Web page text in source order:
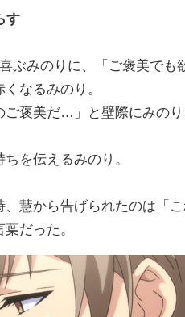
す
ぶみのりに、「ご褒美でも
なるみのり。
褒美だ…」と壁際にみの
を伝えるみのり。
慧から告げられたのは「
だった。